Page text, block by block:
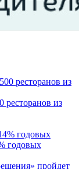
ресторанов из
годовых